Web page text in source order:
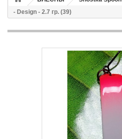
- Design - 2.7 гр. (39)